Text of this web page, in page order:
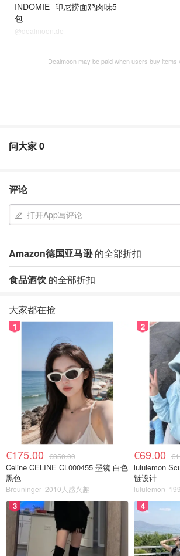
INDOMIE 印尼捞面鸡肉味5
包
@dealmoon.de
Dealmoon may be paid when users buy items
问大家0
评论
打开App写评论
Amazon德国亚马逊的全部折扣
食品酒饮 的全部折扣
大家都在抢
1
€175.00 €350.00
Celine CELINE CL000455 墨镜 白色
黑色
Breuninger 2010人感兴趣
2
€69.00
lululemon
链设计
lululemon
3 4